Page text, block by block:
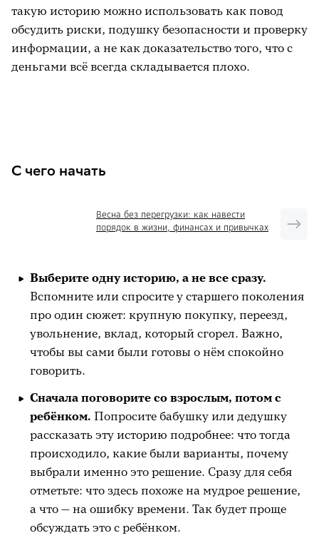
Так история становится тренажёром для
собственного мышления, а не нотацией.
такую историю можно использовать как повод
обсудить риски, подушку безопасности и проверку
информации, а не как доказательство того, что с
деньгами всё всегда складывается плохо.
С чего начать
Весна без перегрузки: как навести
порядок в жизни, финансах и привычках
Выберите одну историю, а не все сразу.
Вспомните или спросите у старшего поколения
про один сюжет: крупную покупку, переезд,
увольнение, вклад, который сгорел. Важно,
чтобы вы сами были готовы о нём спокойно
говорить.
Сначала поговорите со взрослым, потом с
ребёнком. Попросите бабушку или дедушку
рассказать эту историю подробнее: что тогда
происходило, какие были варианты, почему
выбрали именно это решение. Сразу для себя
отметьте: что здесь похоже на мудрое решение,
а что — на ошибку времени. Так будет проще
обсуждать это с ребёнком.